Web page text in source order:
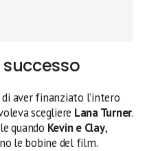
di aver finanziato l’intero
scegliere Lana Turner.
quando Kevin e Clay,
le bobine del film.